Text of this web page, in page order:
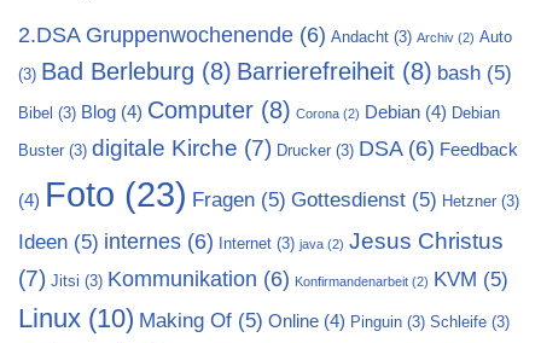
2.DSA Gruppenwochenende (6) Andacht (3) Archiv (2) Auto
(3) Bad Berleburg (8) Barrierefreiheit (8) bash (5)
Bibel (3) Blog (4) Computer (8) Corona (2) Debian (4) Debian
Buster (3) digitale Kirche (7) Drucker (3) DSA(6) Feedback
(4) Foto (23) Fragen (5) Gottesdienst (5) Hetzner (3)
Ideen (5) internes (6) Internet (3) java (2) Jesus Christus
(7) Jitsi (3) Kommunikation (6) Konfirmandenarbeit (2) KVM (5)
Linux (10) Making Of (5) Online (4) Pinguin (3) Schleife (3)